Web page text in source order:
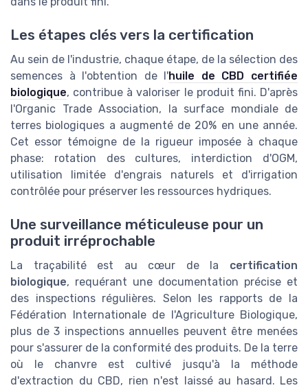
Les étapes clés vers la certification
Au sein de l'industrie, chaque étape, de la sélection des
semences à l'obtention de l'huile de CBD certifiée
biologique, contribue à valoriser le produit fini. D'après
l'Organic Trade Association, la surface mondiale de
terres biologiques a augmenté de 20% en une année.
Cet essor témoigne de la rigueur imposée à chaque
phase: rotation des cultures, interdiction d'OGM,
utilisation limitée d'engrais naturels et d'irrigation
contrôlée pour préserver les ressources hydriques.
Une surveillance méticuleuse pour un
produit irréprochable
La traçabilité est au cœur de la certification
biologique, requérant une documentation précise et
des inspections régulières. Selon les rapports de la
Fédération Internationale de l'Agriculture Biologique,
plus de 3 inspections annuelles peuvent être menées
pour s'assurer de la conformité des produits. De la terre
où le chanvre est cultivé jusqu'à la méthode
d'extraction du CBD, rien n'est laissé au hasard. Les